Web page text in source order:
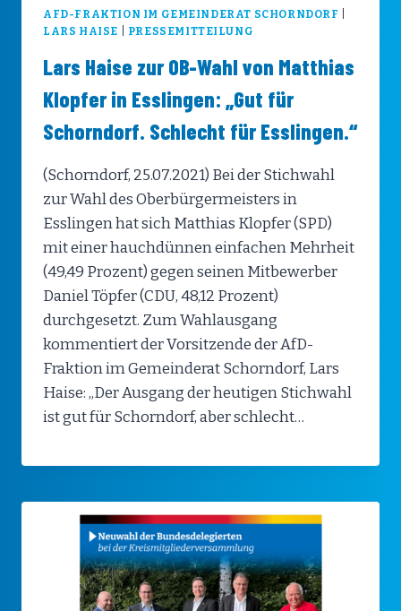
AFD-FRAKTION IM GEMEINDERAT SCHORNDORF
LARS HAISE
PRESSEMITTEILUNG
Lars Haise zur OB-Wahl von Matthias
Klopfer in Esslingen: „Gut für
Schorndorf. Schlecht für Esslingen.“
(Schorndorf, 25.07.2021) Bei der Stichwahl
zur Wahl des Oberbürgermeisters in
Esslingen hat sich Matthias Klopfer (SPD)
mit einer hauchdünnen einfachen Mehrheit
(49,49 Prozent) gegen seinen Mitbewerber
Daniel Töpfer (CDU, 48,12 Prozent)
durchgesetzt. Zum Wahlausgang
kommentiert der Vorsitzende der AfD-
Fraktion im Gemeinderat Schorndorf, Lars
Haise: „Der Ausgang der heutigen Stichwahl
ist gut für Schorndorf, aber schlecht…